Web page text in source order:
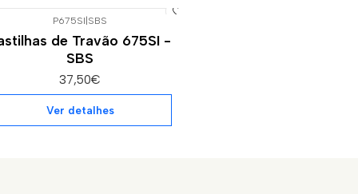
P675SI|SBS
de Travão 675SI -
SBS
37,50€
Ver detalhes